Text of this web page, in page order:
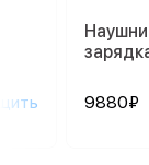
9880₽